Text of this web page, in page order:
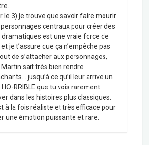
le 3) je trouve que savoir faire mourir
centraux pour créer des
dramatiques est une vraie force de
et je t’assure que ça n’empêche pas
de s’attacher aux personnages,
Martin sait très bien rendre
jusqu’à ce qu’il leur arrive un
RRIBLE que tu vois rarement
dans les histoires plus classiques.
à la fois réaliste et très efficace pour
une émotion puissante et rare.